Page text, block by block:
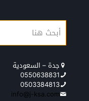
جدة – السعودية
0550638831
0503384813
info@j-ksa.com